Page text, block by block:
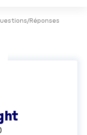
Réponses
)